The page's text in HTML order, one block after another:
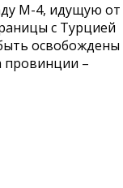
М-4, идущую от
с Турцией
освобождены
провинции –